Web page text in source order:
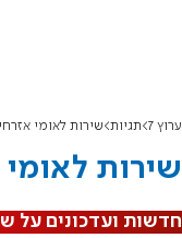
ערוץ 7 תגיות שירות לאומי אזרחי
שירות לאומי
חדשות ועדכונים על